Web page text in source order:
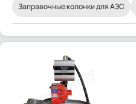
Заправочные колонки для АЗС